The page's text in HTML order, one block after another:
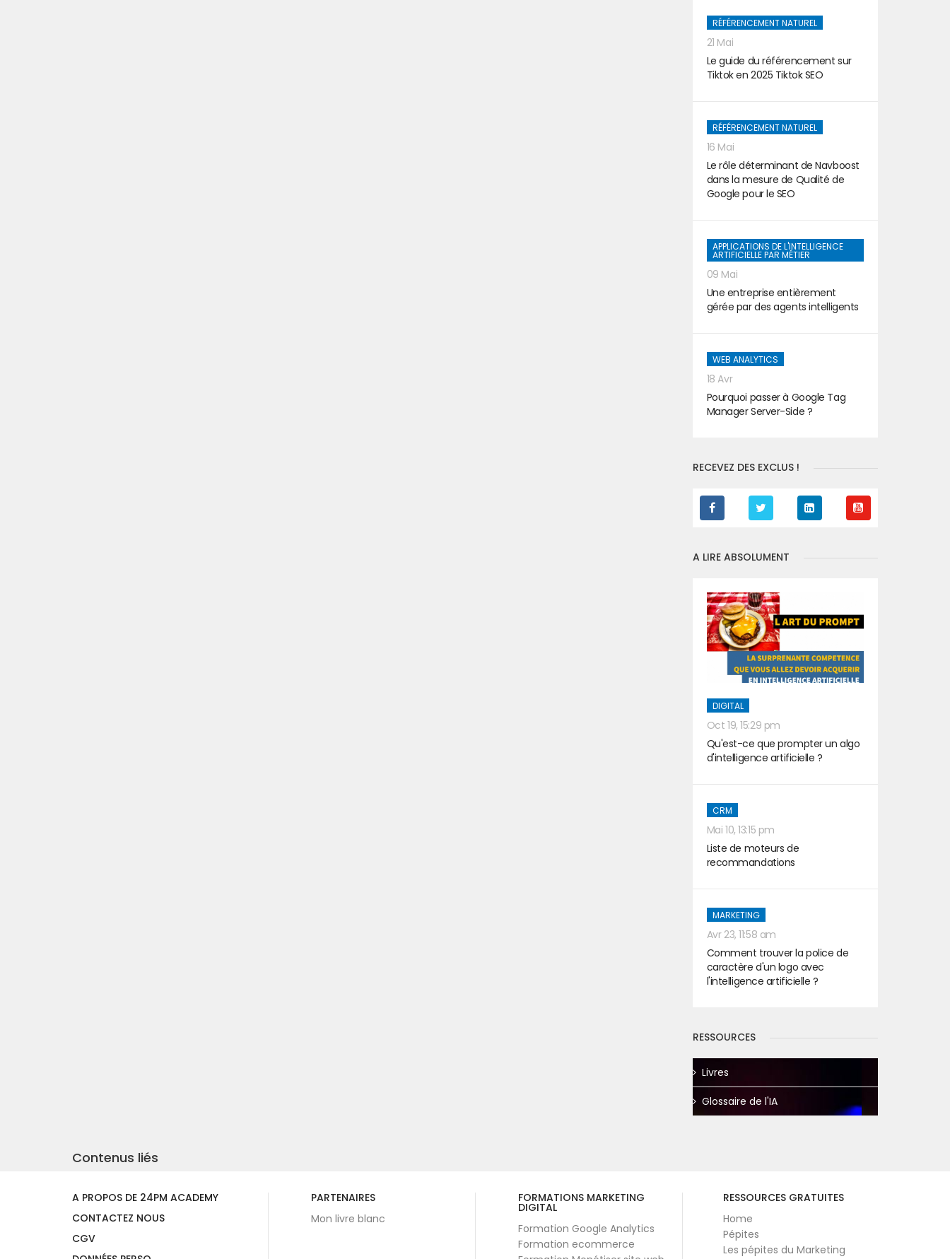
RÉFÉRENCEMENT NATUREL
21 Mai
Le guide du référencement sur
Tiktok en 2025 Tiktok SEO
RÉFÉRENCEMENT NATUREL
16 Mai
Le rôle déterminant de Navboost
dans la mesure de Qualité de
Google pour le SEO
APPLICATIONS DE L'INTELLIGENCE
ARTIFICIELLE PAR MÉTIER
09 Mai
Une entreprise entièrement
gérée par des agents intelligents
WEB ANALYTICS
18 Avr
Pourquoi passer à Google Tag
Manager Server-Side ?
RECEVEZ DES EXCLUS !
A LIRE ABSOLUMENT
DIGITAL
Oct 19, 15:29 pm
Qu'est-ce que prompter un algo
d'intelligence artificielle ?
CRM
Mai 10, 13:15 pm
Liste de moteurs de
recommandations
MARKETING
Avr 23, 11:58 am
Comment trouver la police de
caractère d'un logo avec
l'intelligence artificielle ?
RESSOURCES
Livres
Glossaire de l'IA
Contenus liés
A PROPOS DE 24PM ACADEMY
CONTACTEZ NOUS
CGV
PARTENAIRES
Mon livre blanc
FORMATIONS MARKETING
DIGITAL
Formation Google Analytics
Formation ecommerce
RESSOURCES GRATUITES
Home
Pépites
Les pépites du Marketing